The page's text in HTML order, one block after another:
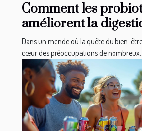
Comment les
améliorent la
transit intestinal
Dans un monde où la quête du bien-
cœur des préoccupations de nombreux...